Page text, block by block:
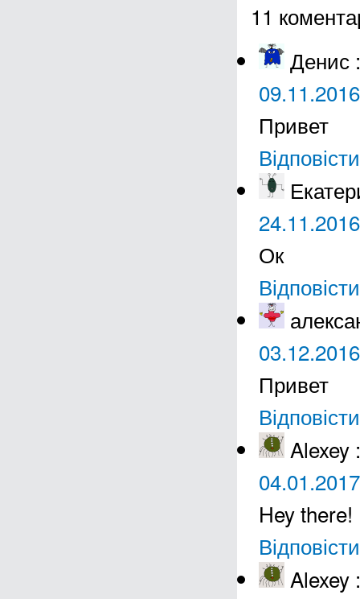
11
Денис :
Привет
Відповісти
Ок
Відповісти
Привет
Відповісти
Alexey :
Hey
Відповісти
Alexey :